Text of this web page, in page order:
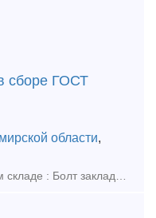
сборе ГОСТ
области,
Предлагаем из наличия на нашем складе : Болт закладной 22Х175 ГОСТ 16017-79, в сборе. Комплектность: (Болт М22х175: 1 шт, Гайка М22: 1 шт, Шайба двухвитковая М22: 1 шт, Шайба-скоба ЦП-138: 1 шт, Из